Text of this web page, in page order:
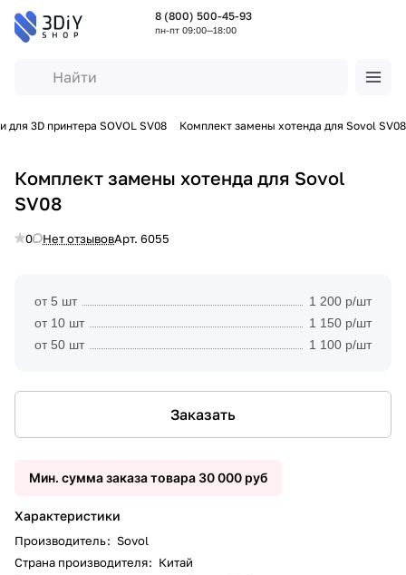
8 (800) 500-45-93
пн-пт 09:00—18:00
для 3D принтера SOVOL SV08 Комплект замены хотенда для Sovol SV08
Комплект замены хотенда для Sovol
SV08
0 Нет отзывовАрт. 6055
от 5 шт
1 200 р/шт
от 10 шт
1 150 р/шт
от 50 шт
1 100 р/шт
Заказать
Мин. сумма заказа товара 30 000 руб
Характеристики
Производитель: Sovol
Страна производителя: Китай